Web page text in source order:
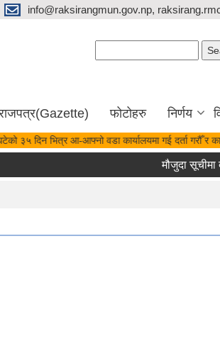
info@raksirangmun.gov.np,
फोटोहरु निर्णय
३५ दिन भित्र आ-आफ्नो वडा कार्यालयमा गई दर्ता गरौँ र
मौजुदा सूचीमा